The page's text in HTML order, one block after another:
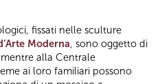
fissati nelle sculture
Moderna, sono oggetto di
alla Centrale
ai loro familiari possono